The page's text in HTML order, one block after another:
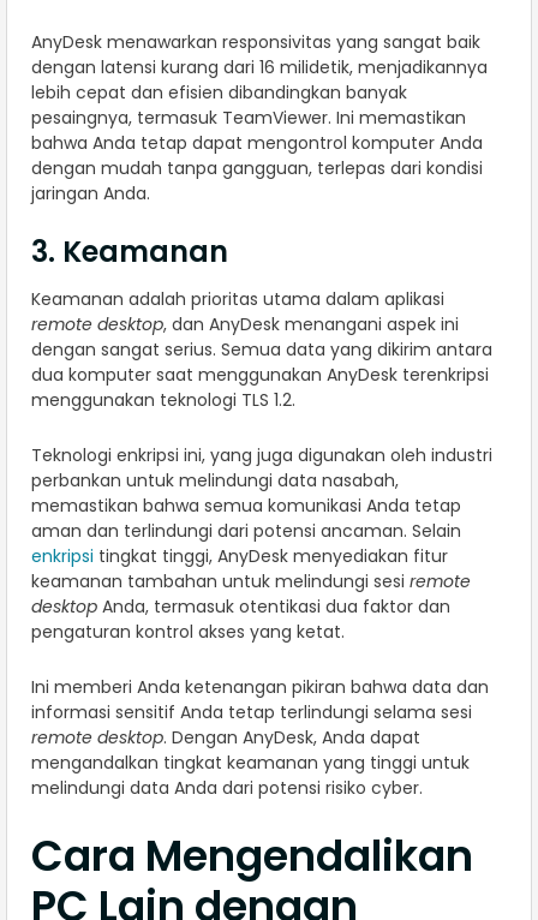
AnyDesk menawarkan responsivitas yang sangat baik
dengan latensi kurang dari 16 milidetik, menjadikannya
lebih cepat dan efisien dibandingkan banyak
pesaingnya, termasuk TeamViewer. Ini memastikan
bahwa Anda tetap dapat mengontrol komputer Anda
dengan mudah tanpa gangguan, terlepas dari kondisi
jaringan Anda.
3. Keamanan
Keamanan adalah prioritas utama dalam aplikasi
remote desktop, dan AnyDesk menangani aspek ini
dengan sangat serius. Semua data yang dikirim antara
dua komputer saat menggunakan AnyDesk terenkripsi
menggunakan teknologi TLS 1.2.
Teknologi enkripsi ini, yang juga digunakan oleh industri
perbankan untuk melindungi data nasabah,
memastikan bahwa semua komunikasi Anda tetap
aman dan terlindungi dari potensi ancaman. Selain
enkripsi tingkat tinggi, AnyDesk menyediakan fitur
keamanan tambahan untuk melindungi sesi remote
desktop Anda, termasuk otentikasi dua faktor dan
pengaturan kontrol akses yang ketat.
Ini memberi Anda ketenangan pikiran bahwa data dan
informasi sensitif Anda tetap terlindungi selama sesi
remote desktop. Dengan AnyDesk, Anda dapat
mengandalkan tingkat keamanan yang tinggi untuk
melindungi data Anda dari potensi risiko cyber.
Cara Mengendalikan
PC Lain dengan